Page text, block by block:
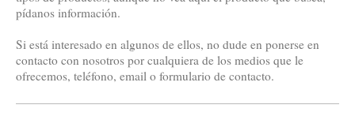
pídanos información.
Si está interesado en algunos de ellos, no dude en ponerse en
contacto con nosotros por cualquiera de los medios que le
ofrecemos, teléfono, email o formulario de contacto.